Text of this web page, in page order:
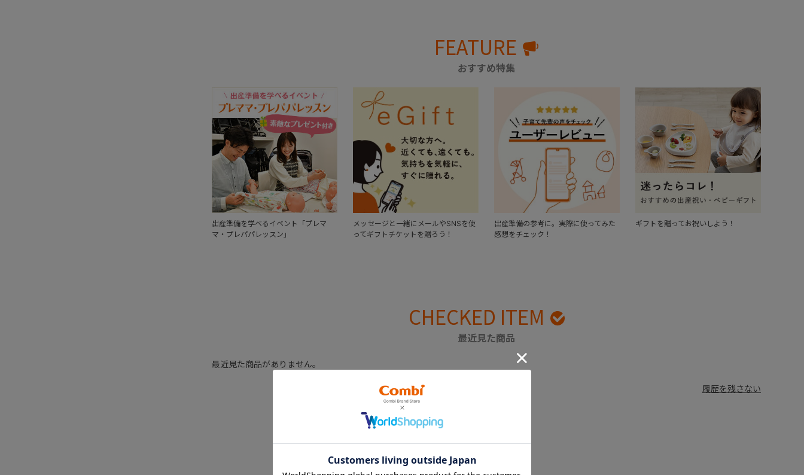
FEATURE
おすすめ特集
出産準備を学べるイベント「プレマ
マ・プレパパレッスン」
メッセージと一緒にメールやSNSを使
ってギフトチケットを贈ろう！
出産準備の参考に。実際に使ってみた
感想をチェック！
ギフトを贈ってお祝いしよう！
CHECKED ITEM
最近見た商品
最近見た商品がありません。
履歴を残さない
CATEGORY
カテゴリー